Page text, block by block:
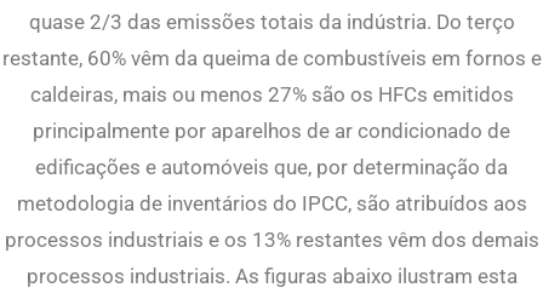
quase 2/3 das emissões totais da indústria. Do terço
restante, 60% vêm da queima de combustíveis em fornos e
caldeiras, mais ou menos 27% são os HFCs emitidos
principalmente por aparelhos de ar condicionado de
edificações e automóveis que, por determinação da
metodologia de inventários do IPCC, são atribuídos aos
processos industriais e os 13% restantes vêm dos demais
processos industriais. As figuras abaixo ilustram esta